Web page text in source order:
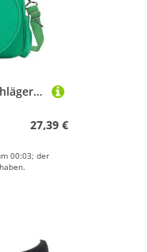
Gralara Tennistasche Schlägertasche Sporttasche Tragetasche Rucksacktasche mit Verstellbarem Gurt für Hohen Outdoor Und Den Schulsport, GrÜn
27,39 €
00:03; der